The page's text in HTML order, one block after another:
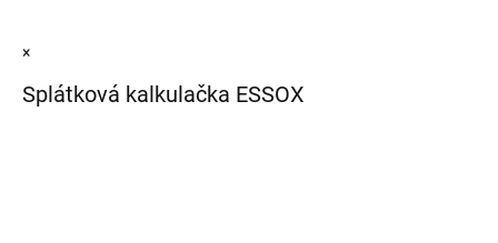
×
Splátková kalkulačka ESSOX